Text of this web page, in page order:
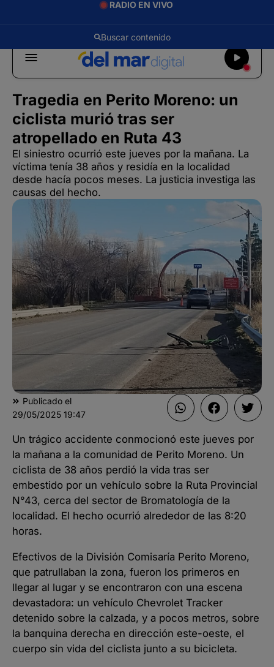
RADIO EN VIVO
Tragedia en Perito Moreno: un
ciclista murió tras ser
atropellado en Ruta 43
El siniestro ocurrió este jueves por la mañana. La
víctima tenía 38 años y residía en la localidad
desde hacía pocos meses. La justicia investiga las
causas del hecho.
Publicado el
29/05/2025 19:47
Un trágico accidente conmocionó este jueves por
la mañana a la comunidad de Perito Moreno. Un
ciclista de 38 años perdió la vida tras ser
embestido por un vehículo sobre la Ruta Provincial
N°43, cerca del sector de Bromatología de la
localidad. El hecho ocurrió alrededor de las 8:20
horas.
Efectivos de la División Comisaría Perito Moreno,
que patrullaban la zona, fueron los primeros en
llegar al lugar y se encontraron con una escena
devastadora: un vehículo Chevrolet Tracker
detenido sobre la calzada, y a pocos metros, sobre
la banquina derecha en dirección este-oeste, el
cuerpo sin vida del ciclista junto a su bicicleta.